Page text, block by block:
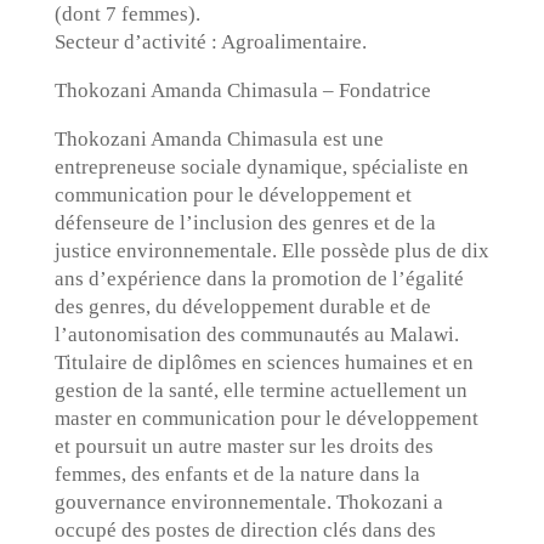
(dont 7 femmes).
Secteur d’activité : Agroalimentaire.
Thokozani Amanda Chimasula – Fondatrice
Thokozani Amanda Chimasula est une
entrepreneuse sociale dynamique, spécialiste en
communication pour le développement et
défenseure de l’inclusion des genres et de la
justice environnementale. Elle possède plus de dix
ans d’expérience dans la promotion de l’égalité
des genres, du développement durable et de
l’autonomisation des communautés au Malawi.
Titulaire de diplômes en sciences humaines et en
gestion de la santé, elle termine actuellement un
master en communication pour le développement
et poursuit un autre master sur les droits des
femmes, des enfants et de la nature dans la
gouvernance environnementale. Thokozani a
occupé des postes de direction clés dans des